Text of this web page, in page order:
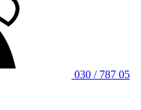
030 / 787 05